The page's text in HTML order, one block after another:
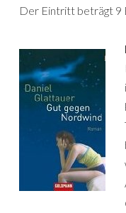
Der Eintritt beträgt 9